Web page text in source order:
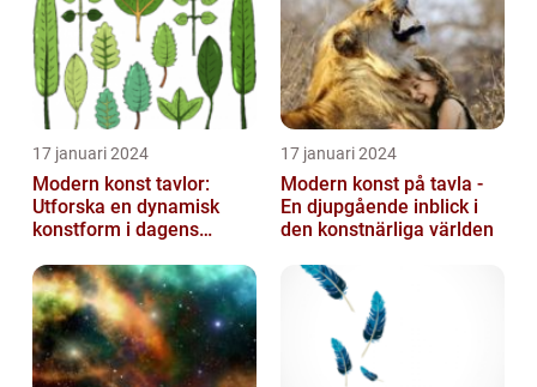
17 januari 2024
Modern konst tavlor:
Utforska en dynamisk
konstform i dagens
17 januari 2024
Modern konst på tavla -
En djupgående inblick i
den konstnärliga världen